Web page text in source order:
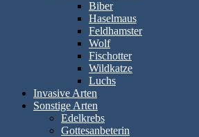
Biber
Haselmaus
Feldhamster
Wolf
Fischotter
Wildkatze
Luchs
Invasive Arten
Sonstige Arten
Edelkrebs
Gottesanbeterin